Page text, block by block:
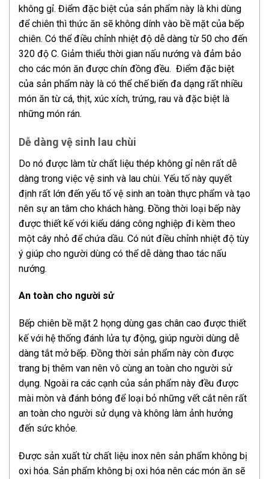
không gỉ. Điểm đặc biệt của sản phẩm này là khi dùng
để chiên thì thức ăn sẽ không dính vào bề mặt của bếp
chiên. Có thể điều chỉnh nhiệt độ dễ dàng từ 50 cho đến
320 độ C. Giảm thiểu thời gian nấu nướng và đảm bảo
cho các món ăn được chín đồng đều. Điểm đặc biệt
của sản phẩm này là có thể chế biến đa dạng rất nhiều
món ăn từ cá, thịt, xúc xích, trứng, rau và đặc biệt là
những món rán.
Dễ dàng vệ sinh lau chùi
Do nó được làm từ chất liệu thép không gỉ nên rất dễ
dàng trong việc vệ sinh và lau chùi. Yếu tố này quyết
định rất lớn đến yếu tố vệ sinh an toàn thực phẩm và tạo
nên sự an tâm cho khách hàng. Đồng thời loại bếp này
được thiết kế với kiểu dáng công nghiệp đi kèm theo
một cây nhỏ để chứa dầu. Có nút điều chỉnh nhiệt độ tùy
ý giúp cho người dùng có thể dễ dàng thao tác nấu
nướng.
An toàn cho người sử
Bếp chiên bề mặt 2 họng dùng gas chân cao được thiết
kế với hệ thống đánh lửa tự động, giúp người dùng dễ
dàng tắt mở bếp. Đồng thời sản phẩm này còn được
trang bị thêm van nên vô cùng an toàn cho người sử
dụng. Ngoài ra các cạnh của sản phẩm này đều được
mài mòn và đánh bóng để loại bỏ những vết cắt nên rất
an toàn cho người sử dụng và không làm ảnh hưởng
đến sức khỏe.
Được sản xuất từ chất liệu inox nên sản phẩm không bị
oxi hóa. Sản phẩm không bị oxi hóa nên các món ăn sẽ